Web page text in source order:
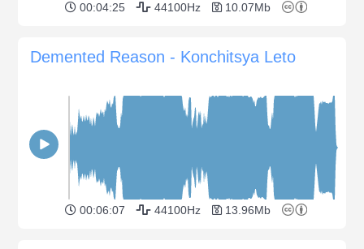
00:04:25 44100Hz 10.07Mb
Demented Reason - Konchitsya Leto
00:06:07 44100Hz 13.96Mb